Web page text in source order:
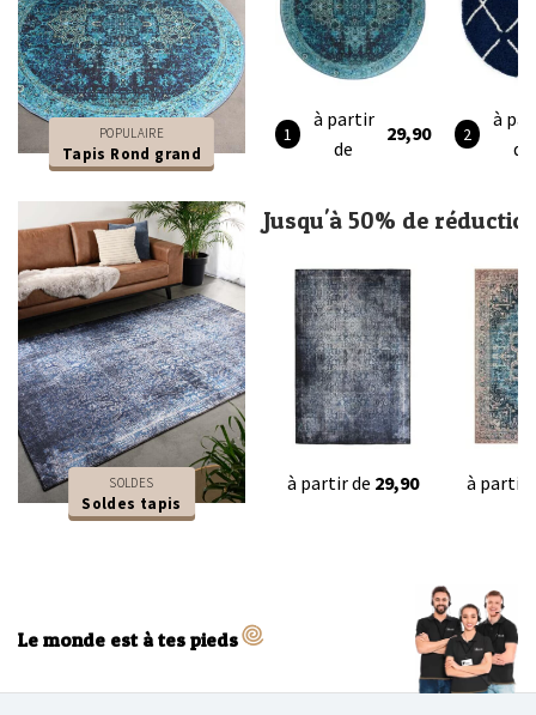
POPULAIRE
Tapis Rond grand
à partir
de
29,90
à
de
SOLDES
Soldes tapis
Jusqu'à 50% de
à partir de 29,90 à partir
Le monde est à tes pieds